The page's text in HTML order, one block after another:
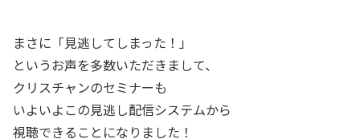
まさに「見逃してしまった！」
というお声を多数いただきまして、
クリスチャンのセミナーも
いよいよこの見逃し配信システムから
視聴できることになりました！